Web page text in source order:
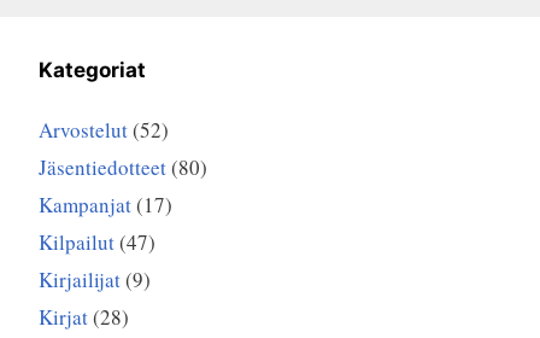
Kategoriat
Arvostelut(52)
Jäsentiedotteet(80)
Kampanjat(17)
Kilpailut(47)
Kirjailijat(9)
Kirjat(28)